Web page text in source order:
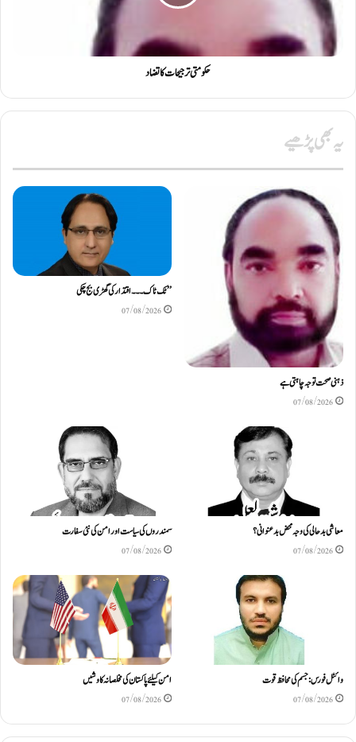
حکومتی ترجیحات کا تضاد
یہ بھی پڑھیے
ذہنی صحت توجہ چاہتی ہے
07/08/2026
’’ ٹک ٹاک۔۔۔ اقتدار کی گھڑی بج چکی
07/08/2026
معاشی بدحالی کی وجہ محض بدعنوانی؟
07/08/2026
سمندروں کی سیاست اور امن کی نئی سفارت
07/08/2026
وائٹل فورس: جسم کی محافظ قوت
07/08/2026
امن کیلئے پاکستان کی مخلصانہ کاوشیں
07/08/2026